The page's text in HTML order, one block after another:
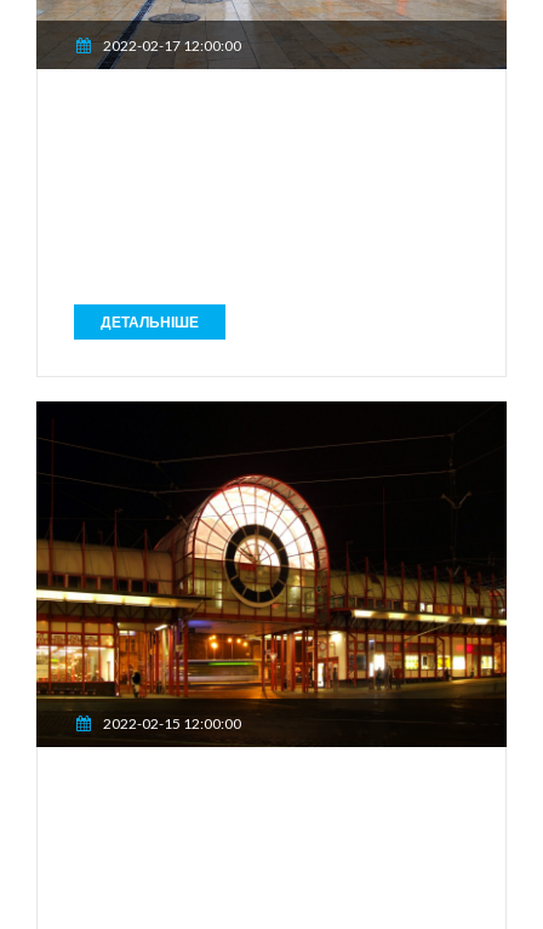
2022-02-17 12:00:00
ДЕТАЛЬНІШЕ
2022-02-15 12:00:00